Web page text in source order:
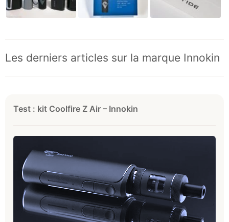
Les derniers articles sur la marque Innokin
Test : kit Coolfire Z Air – Innokin